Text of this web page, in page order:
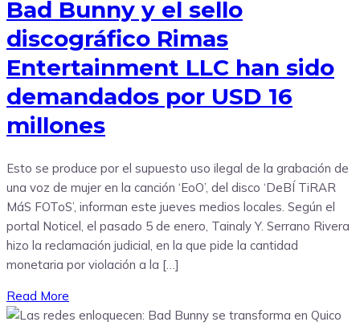
Bad Bunny y el sello
discográfico Rimas
Entertainment LLC han sido
demandados por USD 16
millones
Esto se produce por el supuesto uso ilegal de la grabación de
una voz de mujer en la canción ‘EoO’, del disco ‘DeBÍ TiRAR
MáS FOToS’, informan este jueves medios locales. Según el
portal Noticel, el pasado 5 de enero, Tainaly Y. Serrano Rivera
hizo la reclamación judicial, en la que pide la cantidad
monetaria por violación a la […]
Read More